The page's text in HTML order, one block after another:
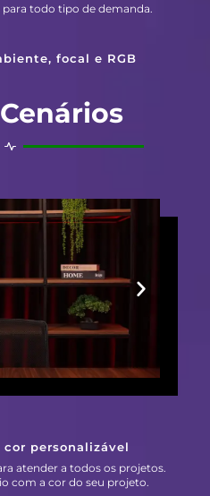
todo tipo de demanda.
focal e RGB
personalizável
atender a todos os projetos.
com a cor do seu projeto.